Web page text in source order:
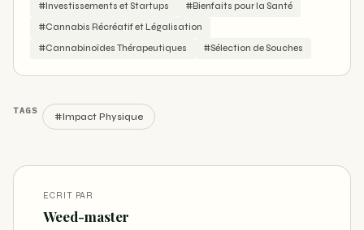
#Investissements et Startups
#Bienfaits pour la Santé
#Cannabis Récréatif et Légalisation
#Cannabinoïdes Thérapeutiques
#Sélection de Souches
TAGS
#Impact Physique
ECRIT PAR
Weed-master